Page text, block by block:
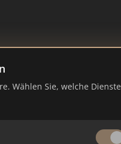
Wählen Sie, welche Dienste